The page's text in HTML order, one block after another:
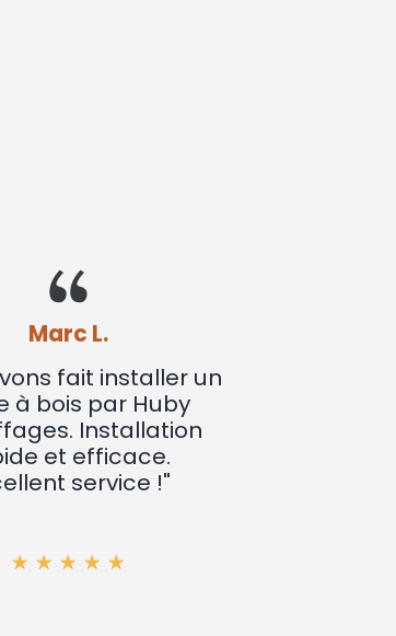
Marc L.
fait installer
à bois par Huby
Installation
et efficace.
service !"